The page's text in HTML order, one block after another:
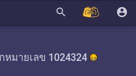
search account_circle
หมายเลข 1024324